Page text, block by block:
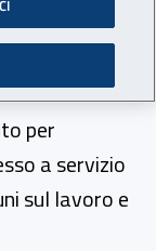
del
per
a servizio
sul lavoro e